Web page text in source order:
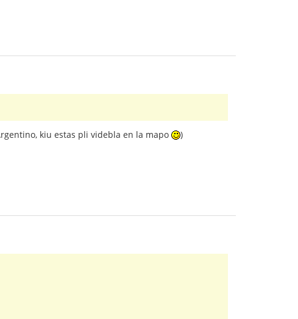
kiu estas pli videbla en la mapo )